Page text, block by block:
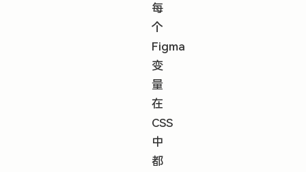
每
个
Figma
变
量
在
CSS
中
都